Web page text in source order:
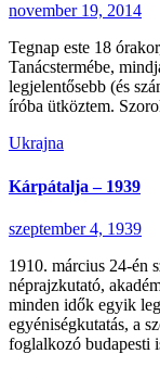
november 19, 2014
Tegnap este 18
Tanácstermébe,
legjelentősebb (és
íróba ütköztem.
Ukrajna
Kárpátalja – 1939
szeptember 4, 1939
1910. március 24-én
néprajzkutató,
minden idők egyik
egyéniségkutatás, a
foglalkozó budapesti